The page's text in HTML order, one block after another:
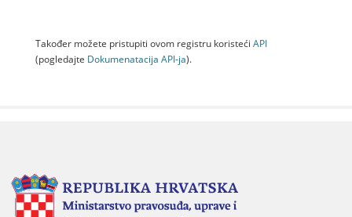
Također možete pristupiti ovom registru koristeći API
(pogledajte Dokumenаtаcijа API-jа).